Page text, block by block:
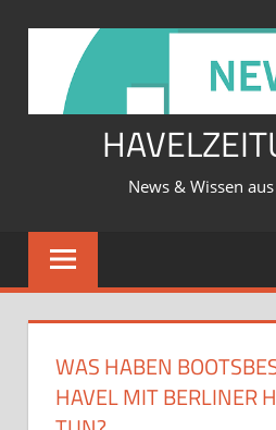
springen
News & Wissen
WAS HABEN
HAVEL MIT BERLINER